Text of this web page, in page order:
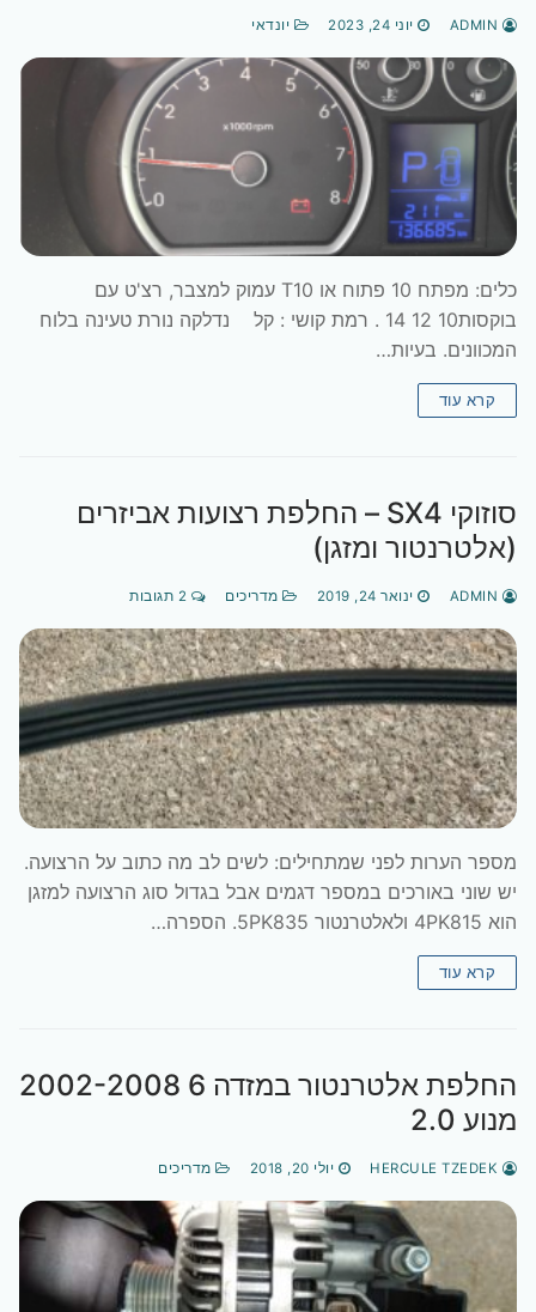
יוני 24, 2023 יונדאי
כלים: מפתח 10 פתוח או T10 עמוק למצבר, רצ'ט עם
בוקסות10 12 14 . רמת קושי : קל נדלקה נורת טעינה בלוח
המכוונים. בעיות…
קרא עוד
סוזוקי SX4 – החלפת רצועות אביזרים
(אלטרנטור ומזגן)
ינואר 24, 2019 מדריכים
מספר הערות לפני שמתחילים: לשים לב מה כתוב על הרצועה.
יש שוני באורכים במספר דגמים אבל בגדול סוג הרצועה למזגן
הוא 4PK815 ולאלטרנטור 5PK835. הספרה…
קרא עוד
החלפת אלטרנטור במזדה 6 2002-2008
מנוע 2.0
יולי 20, 2018 מדריכים